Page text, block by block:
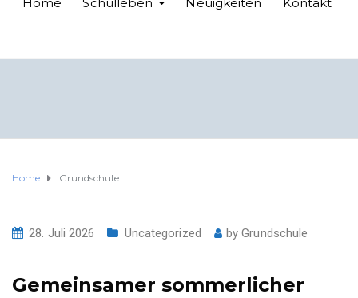
Home Grundschule
28. Juli 2026 Uncategorized byGrundschule
Gemeinsamer sommerlicher